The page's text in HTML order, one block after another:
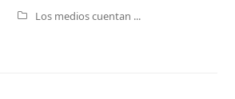
Los medios cuentan ...